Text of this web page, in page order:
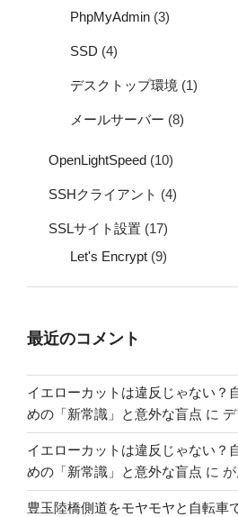
PhpMyAdmin (3)
SSD (4)
デスクトップ環境 (1)
メールサーバー (8)
OpenLightSpeed (10)
SSHクライアント (4)
SSLサイト設置 (17)
Let's Encrypt (9)
最近のコメント
イエローカットは違反じゃない？
めの「新常識」と意外な盲点 に
イエローカットは違反じゃない？
めの「新常識」と意外な盲点 に
豊玉陸橋側道をモヤモヤと自転車